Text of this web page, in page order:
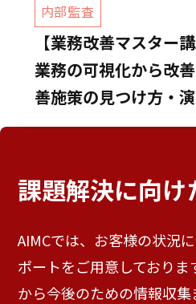
内部監査
【業務改善マスター講
業務の可視化から改
善施策の見つけ方・
課題解決に向け
AIMCでは、お客様の状況
ポートをご用意しており
から今後のための情報収